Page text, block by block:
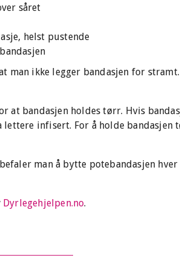
såret
helst pustende
man ikke legger bandasjen for
at bandasjen holdes tørr. Hvis
infisert. For å holde
man å bytte potebandasjen
Dyrlegehjelpen.no.